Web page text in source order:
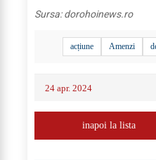
Sursa:dorohoinews.ro
acțiune Amenzi
24 apr. 2024
inapoi la lista